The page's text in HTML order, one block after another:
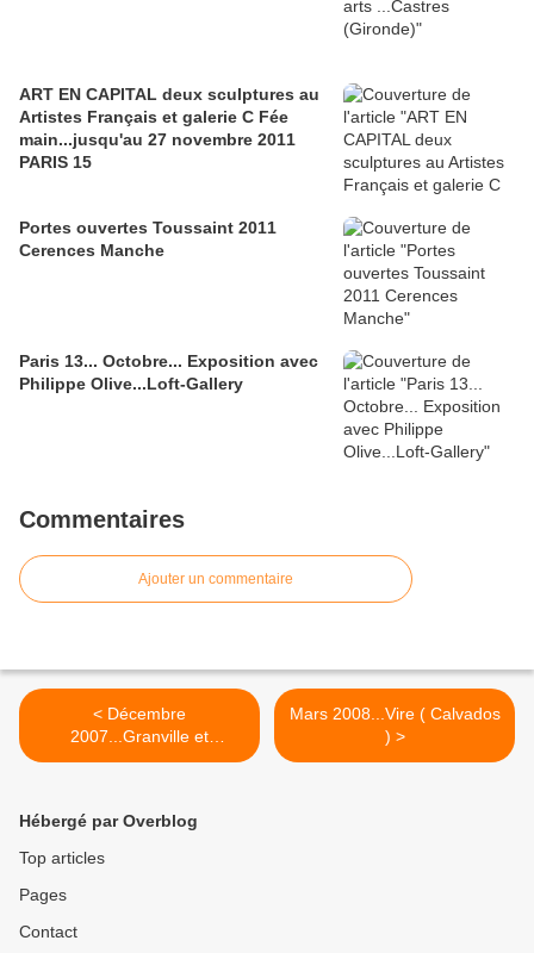
ART EN CAPITAL deux sculptures au
Artistes Français et galerie C Fée
main...jusqu'au 27 novembre 2011
PARIS 15
Portes ouvertes Toussaint 2011
Cerences Manche
Paris 13... Octobre... Exposition avec
Philippe Olive...Loft-Gallery
Commentaires
Ajouter un commentaire
< Décembre
2007...Granville et
Cerences ( Manche )
Mars 2008...Vire ( Calvados
) >
Hébergé par Overblog
Top articles
Pages
Contact